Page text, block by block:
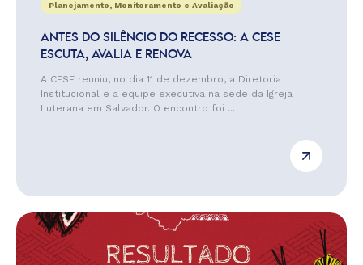
Planejamento, Monitoramento e Avaliação
ANTES DO SILÊNCIO DO RECESSO: A CESE
ESCUTA, AVALIA E RENOVA
A CESE reuniu, no dia 11 de dezembro, a Diretoria
Institucional e a equipe executiva na sede da Igreja
Luterana em Salvador. O encontro foi ...